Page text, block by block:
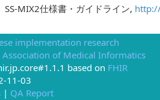
SS-MIX2仕様書・ガイドライン,
implementation research
of Medical Informatics
based on FHIR
11-03
| QA Report